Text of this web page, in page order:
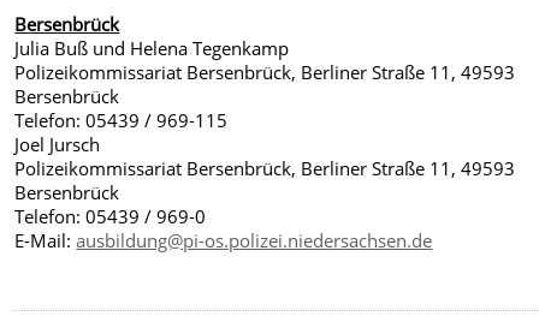
Bersenbrück
Julia Buß und Helena Tegenkamp
Polizeikommissariat Bersenbrück, Berliner Straße 11, 49593
Bersenbrück
Telefon: 05439 / 969-115
Joel Jursch
Polizeikommissariat Bersenbrück, Berliner Straße 11, 49593
Bersenbrück
Telefon: 05439 / 969-0
E-Mail:ausbildung@pi-os.polizei.niedersachsen.de